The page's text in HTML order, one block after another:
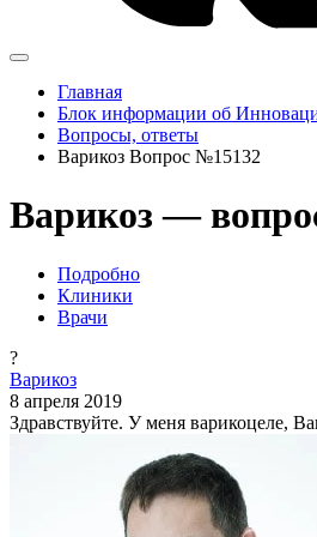
Главная
Блок информации об
Вопросы, ответы
Варикоз Вопрос №15132
Варикоз —
Подробно
Клиники
Врачи
?
Варикоз
8 апреля 2019
Здравствуйте. У меня варикоцеле,